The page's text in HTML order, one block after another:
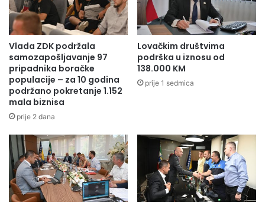
Statistika pokazuje da se više od 90 posto žena s rakom
dojke može izliječiti ako se dijagnoza bolesti postavi u
ranom stadiju. Redovnim pregledom, koji uključuje
samopregled, mamografiju i ultrazvučni pregled dojki, rak
dojke može se otkriti u ranom stadiju, kada su izgledi za
izlječenje mnogo veći.
Institut za zdravlje i sigurnost hrane Zenica
Vlada ZDK podržala
samozapošljavanje 97
pripadnika boračke
populacije – za 10 godina
podržano pokretanje 1.152
mala biznisa
prije 2 dana
Lovačkim društvima
podrška u iznosu od
138.000 KM
prije 1 sedmica